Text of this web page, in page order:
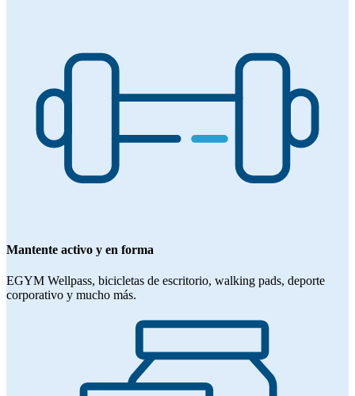
Mantente activo y en forma
EGYM Wellpass, bicicletas de escritorio, walking pads, deporte
corporativo y mucho más.